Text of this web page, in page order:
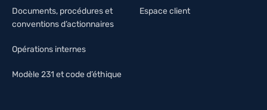
Documents, procédures et
conventions d’actionnaires
Opérations internes
Modèle 231 et code d’éthique
Espace client